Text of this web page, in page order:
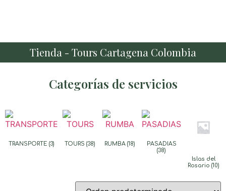
Tienda - Tours Cartagena Colombia
Categorías de servicios
TRANSPORTE (3) TOURS(38) RUMBA (18)
PASADIAS
(38)
Islas del
Rosario (10)